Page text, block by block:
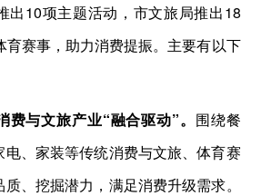
出10项主题活动，市文旅局推出18
育赛事，助力消费提振。主要有以下
费与文旅产业“融合驱动”。 围绕餐
、家装等传统消费与文旅、体育赛
、挖掘潜力，满足消费升级需求。